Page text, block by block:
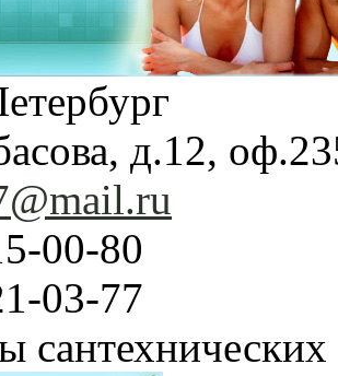
д.12,
00-80
03-77